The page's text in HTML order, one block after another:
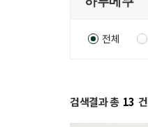
전체
검색결과 총 13 건